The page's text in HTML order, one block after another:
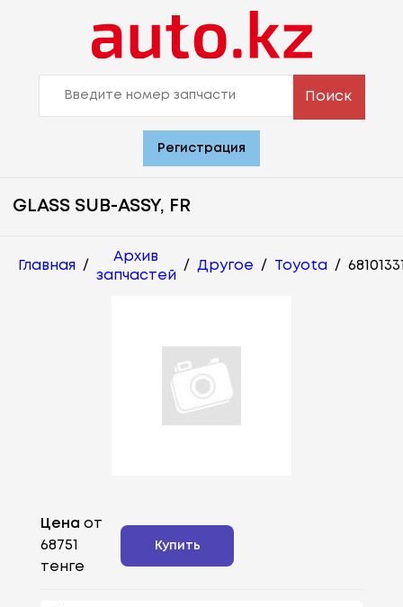
Поиск
Регистрация
GLASS SUB-ASSY, FR
Главная /
Архив
запчастей
/ Другое / Toyota /
Цена от
68751
тенге
Купить